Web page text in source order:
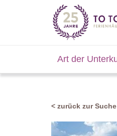
Art der
< zurück zur Suche